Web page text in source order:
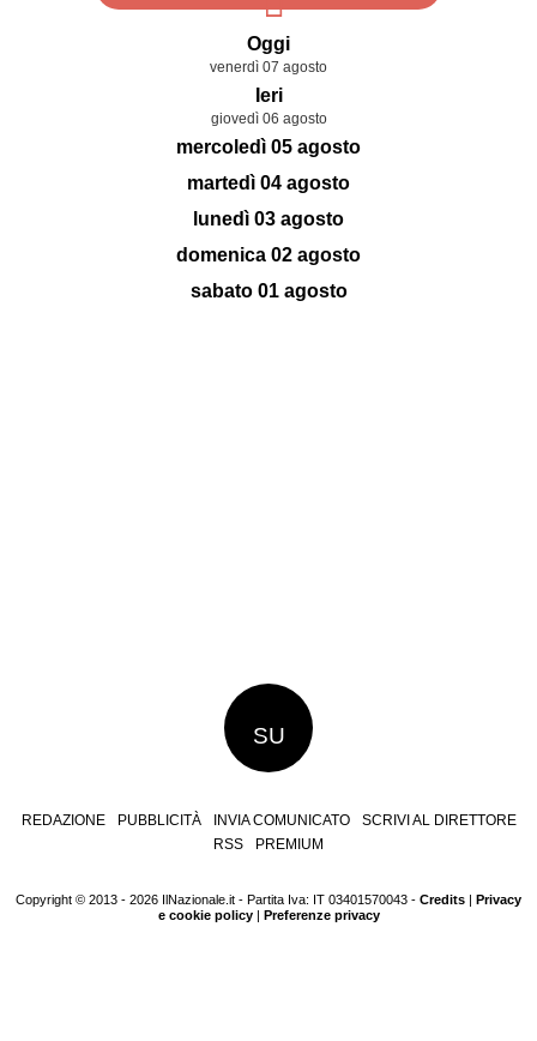
Oggi
venerdì 07 agosto
Ieri
giovedì 06 agosto
mercoledì 05 agosto
martedì 04 agosto
lunedì 03 agosto
domenica 02 agosto
sabato 01 agosto
SU
REDAZIONE PUBBLICITÀ INVIA COMUNICATO
SCRIVI AL DIRETTORE
RSS
PREMIUM
Copyright © 2013 - 2026 IlNazionale.it - Partita Iva: IT 03401570043 - Credits | Privacy
e cookie policy| Preferenze privacy